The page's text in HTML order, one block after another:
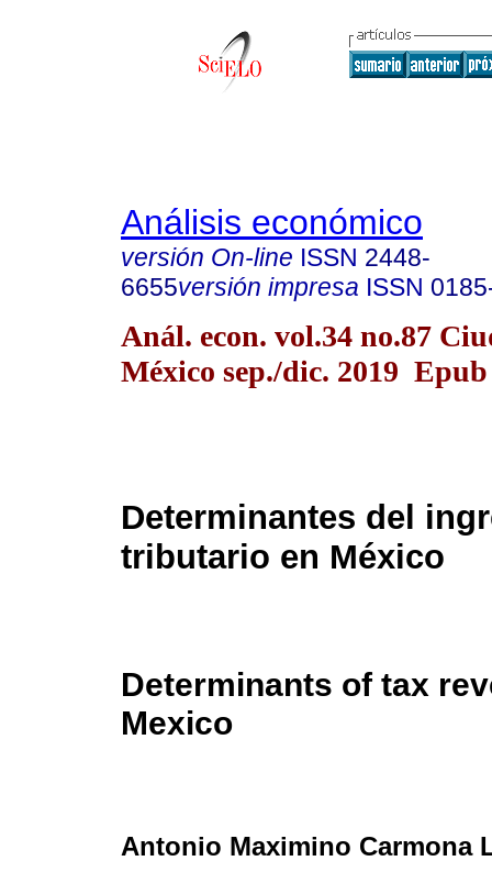
Análisis económico
versión On-line ISSN 2448-
6655versión impresa ISSN
Anál. econ. vol.34 no.87
México sep./dic. 2019
Determinantes del
tributario en México
Determinants of tax
Mexico
Antonio Maximino Carmona